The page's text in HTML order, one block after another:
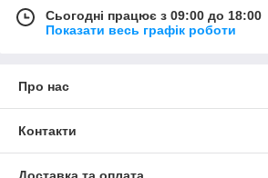
Сьогодні працює з 09:00 до 18:00
Показати весь графік роботи
Про нас
Контакти
Доставка та оплата